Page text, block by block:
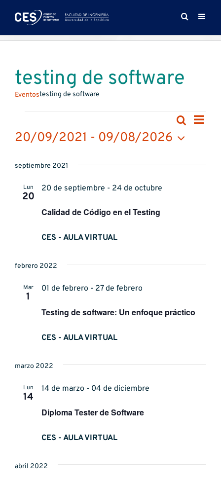
testing de software
Eventostesting de software
de
Buscar
Lista
20/09/2021 - 09/08/2026
la
septiembre 2021
Lun
20
Calidad de Código en el Testing
20 de septiembre - 24 de octubre
CES - AULA VIRTUAL
febrero 2022
Mar
1
Testing de software: Un enfoque práctico
01 de febrero - 27 de febrero
CES - AULA VIRTUAL
marzo 2022
Lun
14
Diploma Tester de Software
14 de marzo - 04 de diciembre
CES - AULA VIRTUAL
abril 2022